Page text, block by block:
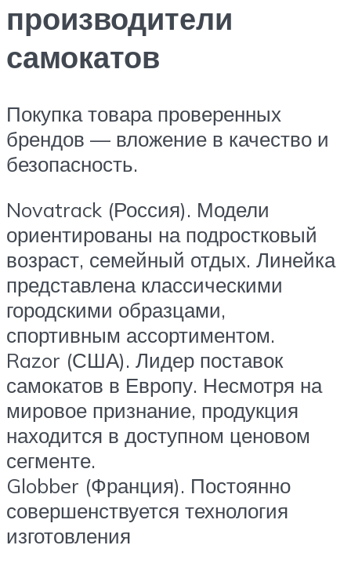
производители
самокатов
Покупка товара проверенных
брендов — вложение в качество и
безопасность.
Novatrack (Россия). Модели
ориентированы на подростковый
возраст, семейный отдых. Линейка
представлена классическими
городскими образцами,
спортивным ассортиментом.
Razor (США). Лидер поставок
самокатов в Европу. Несмотря на
мировое признание, продукция
находится в доступном ценовом
сегменте.
Globber (Франция). Постоянно
совершенствуется технология
изготовления